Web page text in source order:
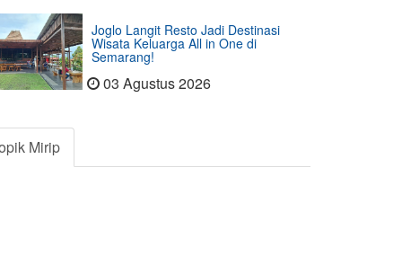
Joglo Langit Resto Jadi Destinasi
Wisata Keluarga All in One di
Semarang!
03 Agustus 2026
Mirip